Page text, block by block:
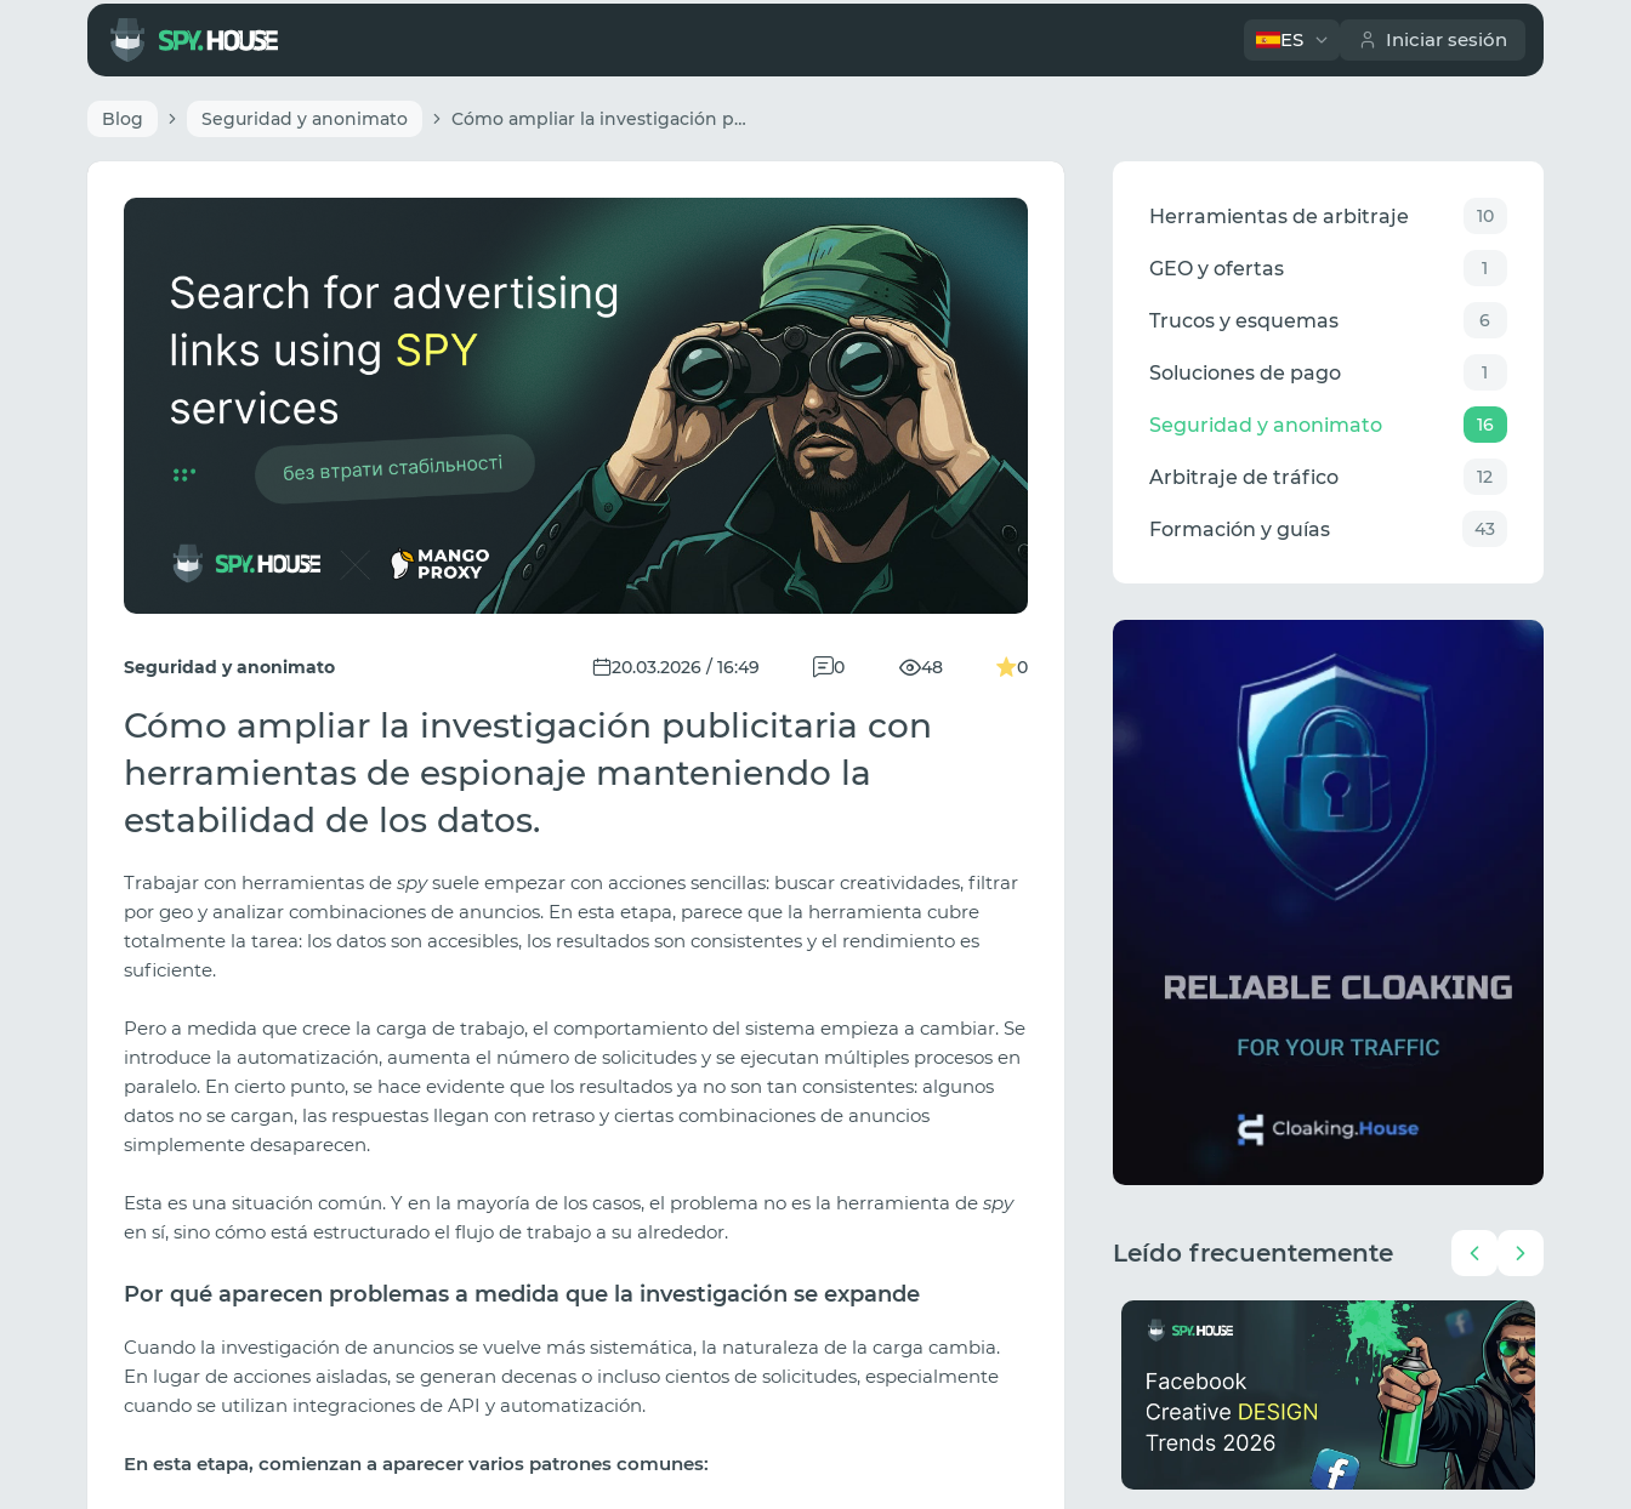
ES Iniciar sesión
Blog Seguridad y anonimato Cómo ampliar la investigación publicitaria con herramientas de espionaje manteniendo la estabilidad de los datos.
Seguridad y anonimato 20.03.2026 / 16:49 0 48 0
Cómo ampliar la investigación publicitaria con
herramientas de espionaje manteniendo la
estabilidad de los datos.
Trabajar con herramientas de spysuele empezar con acciones sencillas: buscar creatividades, filtrar
por geo y analizar combinaciones de anuncios. En esta etapa, parece que la herramienta cubre
totalmente la tarea: los datos son accesibles, los resultados son consistentes y el rendimiento es
suficiente.
Pero a medida que crece la carga de trabajo, el comportamiento del sistema empieza a cambiar. Se
introduce la automatización, aumenta el número de solicitudes y se ejecutan múltiples procesos en
paralelo. En cierto punto, se hace evidente que los resultados ya no son tan consistentes: algunos
datos no se cargan, las respuestas llegan con retraso y ciertas combinaciones de anuncios
simplemente desaparecen.
Esta es una situación común. Y en la mayoría de los casos, el problema no es la herramienta de spy
en sí, sino cómo está estructurado el flujo de trabajo a su alrededor.
Por qué aparecen problemas a medida que la investigación se expande
Cuando la investigación de anuncios se vuelve más sistemática, la naturaleza de la carga cambia.
En lugar de acciones aisladas, se generan decenas o incluso cientos de solicitudes, especialmente
cuando se utilizan integraciones de API y automatización.
En esta etapa, comienzan a aparecer varios patrones comunes:
Herramientas de arbitraje 10
GEO y ofertas 1
Trucos y esquemas 6
Soluciones de pago 1
Seguridad y anonimato 16
Arbitraje de tráfico 12
Formación y guías 43
Leído frecuentemente